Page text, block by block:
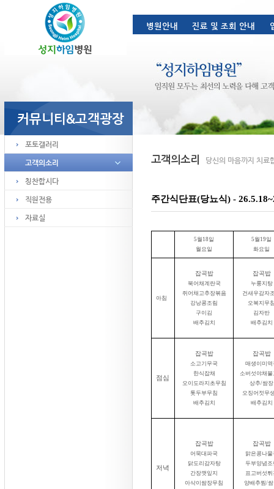
주간식단표(당뇨식) -
5 월 18일
월요일
5 월 19일
화요일
아침
잡곡밥
북어채계란국
쥐어채고추장볶음
강낭콩조림
구이김
배추김치
잡곡밥
누룽지탕
건새우감자
오복지무
김자반
배추김치
점심
잡곡밥
소고기무국
한식잡채
오이도라지초무침
톳두부무침
배추김치
잡곡밥
매생이미역
소버섯야채불
상추/쌈장
오징어젓무
배추김치
저녁
잡곡밥
어묵대파국
닭도리감자탕
간장깻잎지
아삭이쌈장무침
잡곡밥
맑은콩나물
두부양념조
표고버섯튀
양배추찜/